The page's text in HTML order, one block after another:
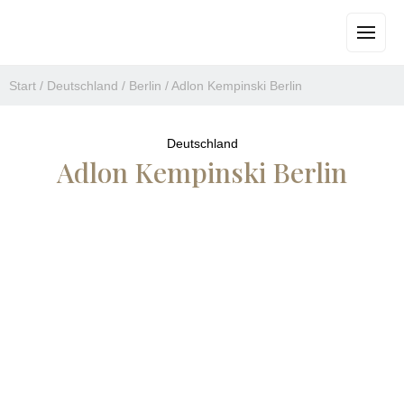
Start / Deutschland / Berlin /Adlon Kempinski Berlin
Deutschland
Adlon Kempinski Berlin